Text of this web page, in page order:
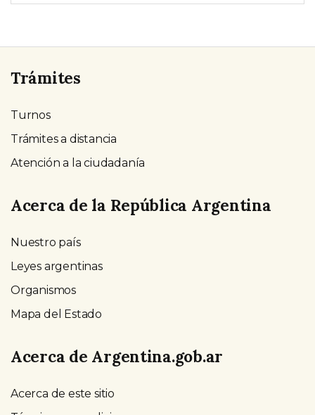
Trámites
Turnos
Trámites a distancia
Atención a la ciudadanía
Acerca de la República Argentina
Nuestro país
Leyes argentinas
Organismos
Mapa del Estado
Acerca de Argentina.gob.ar
Acerca de este sitio